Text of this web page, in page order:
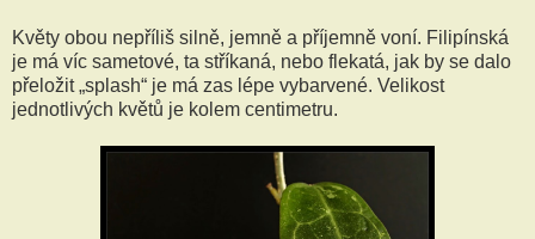
Květy obou nepříliš silně, jemně a příjemně voní. Filipínská
je má víc sametové, ta stříkaná, nebo flekatá, jak by se dalo
přeložit „splash“ je má zas lépe vybarvené. Velikost
jednotlivých květů je kolem centimetru.